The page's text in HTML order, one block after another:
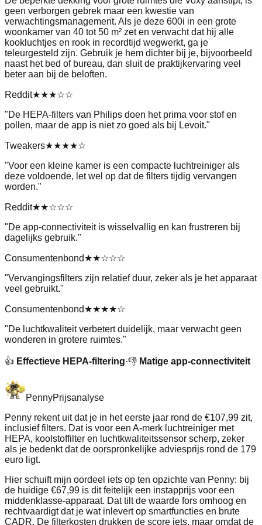
geen verborgen gebrek maar een kwestie van
verwachtingsmanagement. Als je deze 600i in een grote
woonkamer van 40 tot 50 m² zet en verwacht dat hij alle
kookluchtjes en rook in recordtijd wegwerkt, ga je
teleurgesteld zijn. Gebruik je hem dichter bij je, bijvoorbeeld
naast het bed of bureau, dan sluit de praktijkervaring veel
beter aan bij de beloften.
Reddit★★★☆☆
"De HEPA-filters van Philips doen het prima voor stof en
pollen, maar de app is niet zo goed als bij Levoit."
Tweakers★★★★☆
"Voor een kleine kamer is een compacte luchtreiniger als
deze voldoende, let wel op dat de filters tijdig vervangen
worden."
Reddit★★☆☆☆
"De app-connectiviteit is wisselvallig en kan frustreren bij
dagelijks gebruik."
Consumentenbond★★☆☆☆
"Vervangingsfilters zijn relatief duur, zeker als je het apparaat
veel gebruikt."
Consumentenbond★★★★☆
"De luchtkwaliteit verbetert duidelijk, maar verwacht geen
wonderen in grotere ruimtes."
👍 Effectieve HEPA-filtering·👎 Matige app-connectiviteit
PennyPrijsanalyse
Penny rekent uit dat je in het eerste jaar rond de €107,99 zit,
inclusief filters. Dat is voor een A-merk luchtreiniger met
HEPA, koolstoffilter en luchtkwaliteitssensor scherp, zeker
als je bedenkt dat de oorspronkelijke adviesprijs rond de 179
euro ligt.
Hier schuift mijn oordeel iets op ten opzichte van Penny: bij
de huidige €67,99 is dit feitelijk een instapprijs voor een
middenklasse-apparaat. Dat tilt de waarde fors omhoog en
rechtvaardigt dat je wat inlevert op smartfuncties en brute
CADR. De filterkosten drukken de score iets, maar omdat de